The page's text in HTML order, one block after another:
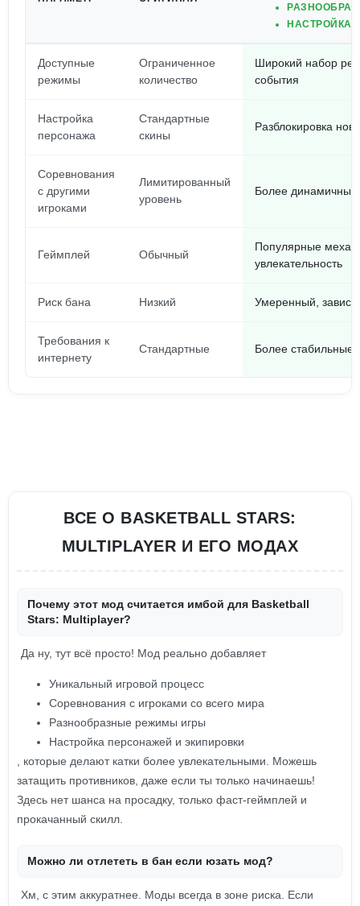
НАСТРОЙКА
Доступные
режимы
Ограниченное
количество
Широкий набор
события
Настройка
персонажа
Стандартные
скины
Разблокировка
Соревнования
с другими
игроками
Лимитированный
уровень
Более
Геймплей Обычный
Популярные
увлекательность
Риск бана Низкий Умеренный,
Требования к
интернету
Стандартные Более стабильные
ВСЕ О BASKETBALL STARS:
MULTIPLAYER И ЕГО МОДАХ
Почему этот мод считается имбой для Basketball
Stars: Multiplayer?
Да ну, тут всё просто! Мод реально добавляет
Уникальный игровой процесс
Соревнования с игроками со всего мира
Разнообразные режимы игры
Настройка персонажей и экипировки
, которые делают катки более увлекательными. Можешь
затащить противников, даже если ты только начинаешь!
Здесь нет шанса на просадку, только фаст-геймплей и
прокачанный скилл.
Можно ли отлететь в бан если юзать мод?
Хм, с этим аккуратнее. Моды всегда в зоне риска. Если